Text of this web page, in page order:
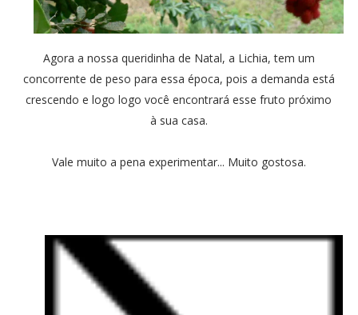
Agora a nossa queridinha de Natal, a Lichia, tem um
concorrente de peso para essa época, pois a demanda está
crescendo e logo logo você encontrará esse fruto próximo
à sua casa.
Vale muito a pena experimentar... Muito gostosa.